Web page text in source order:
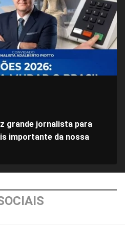
grande jornalista para
importante da nossa